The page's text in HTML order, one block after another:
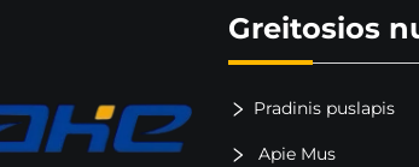
Greitosios
Pradinis puslapis
Apie Mus